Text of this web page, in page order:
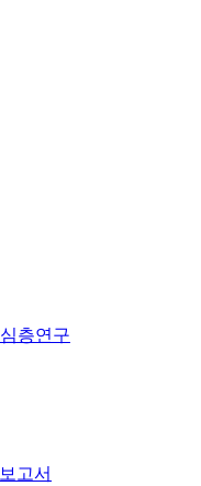
층연구
고서